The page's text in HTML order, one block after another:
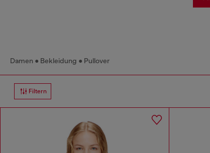
Damen Bekleidung Pullover
Filtern